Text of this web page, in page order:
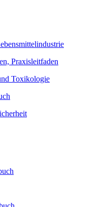
Praxisleitfaden
Toxikologie